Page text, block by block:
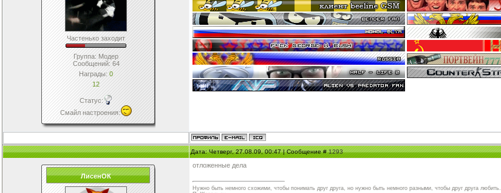
Частенько заходит
Группа: Модер
Сообщений:64
Награды:0
12
Статус:
Смайл настроения:
Дата: Четверг, 27.08.09, 00:47 | Сообщение #1293
ЛисенОК
отложенные дела
Нужно быть немного схожими, чтобы понимать друг друга, но нужно быть немного разными, чтобы друг друга любить.